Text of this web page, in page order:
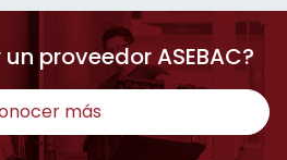
proveedor ASEBAC?
más